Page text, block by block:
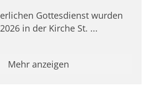
Gottesdienst wurden
in der Kirche St. ...
Mehr anzeigen